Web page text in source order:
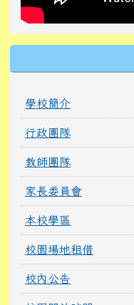
學校簡介
行政團隊
教師團隊
家長委員會
本校學區
校園場地租借
校內公告